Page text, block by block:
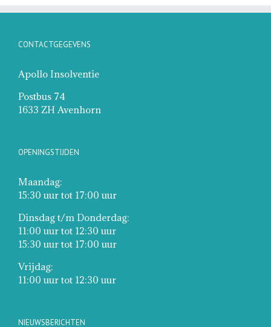
CONTACTGEGEVENS
Apollo Insolventie
Postbus 74
1633 ZH Avenhorn
OPENINGSTIJDEN
Maandag:
15:30 uur tot 17:00 uur
Dinsdag t/m Donderdag:
11:00 uur tot 12:30 uur
15:30 uur tot 17:00 uur
Vrijdag:
11:00 uur tot 12:30 uur
NIEUWSBERICHTEN